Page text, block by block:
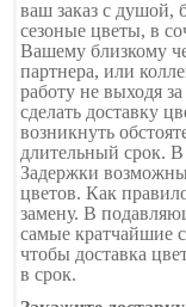
ваш заказ с душой,
сезоные цветы, в
Вашему близкому
партнера, или
работу не выходя
сделать доставку
возникнуть
длительный срок.
Задержки
цветов. Как
замену. В
самые кратчайшие
чтобы доставка
в срок.